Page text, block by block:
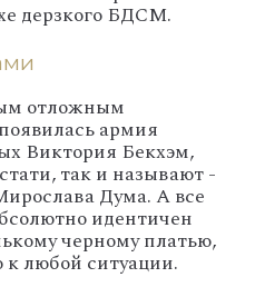
дерзкого БДСМ.
отложным
армия
Виктория Бекхэм,
так и называют -
Дума. А все
идентичен
черному платью,
любой ситуации.